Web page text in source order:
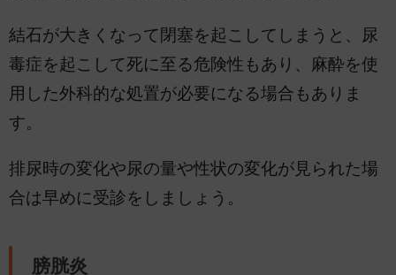
結石が大きくなって閉塞を起こしてしまうと、尿
毒症を起こして死に至る危険性もあり、麻酔を使
用した外科的な処置が必要になる場合もありま
す。
排尿時の変化や尿の量や性状の変化が見られた場
合は早めに受診をしましょう。
膀胱炎